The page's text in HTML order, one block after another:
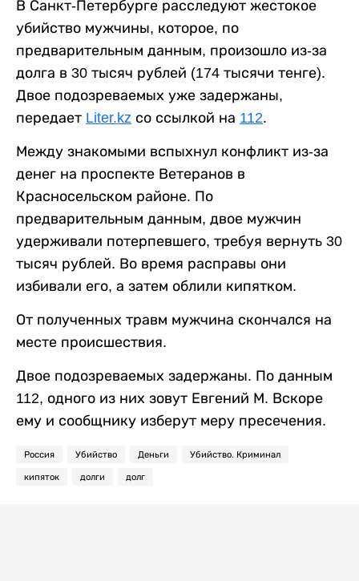
В Санкт-Петербурге расследуют жестокое
убийство мужчины, которое, по
предварительным данным, произошло из-за
долга в 30 тысяч рублей (174 тысячи тенге).
Двое подозреваемых уже задержаны,
передает Liter.kz со ссылкой на 112.
Между знакомыми вспыхнул конфликт из-за
денег на проспекте Ветеранов в
Красносельском районе. По
предварительным данным, двое мужчин
удерживали потерпевшего, требуя вернуть 30
тысяч рублей. Во время расправы они
избивали его, а затем облили кипятком.
От полученных травм мужчина скончался на
месте происшествия.
Двое подозреваемых задержаны. По данным
112, одного из них зовут Евгений М. Вскоре
ему и сообщнику изберут меру пресечения.
Россия Убийство Деньги Убийство. Криминал
кипяток долги долг